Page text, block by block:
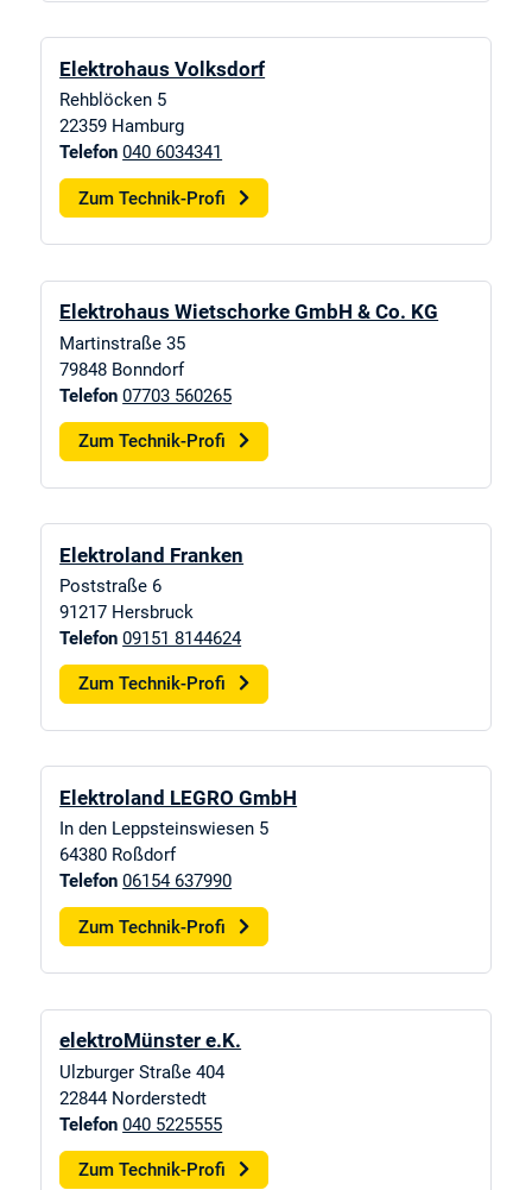
Elektrohaus Volksdorf
Rehblöcken 5
22359 Hamburg
Telefon 040 6034341
Zum Technik-Profi
Elektrohaus Wietschorke GmbH & Co. KG
Martinstraße 35
79848 Bonndorf
Telefon 07703 560265
Zum Technik-Profi
Elektroland Franken
Poststraße 6
91217 Hersbruck
Telefon 09151 8144624
Zum Technik-Profi
Elektroland LEGRO GmbH
In den Leppsteinswiesen 5
64380 Roßdorf
Telefon 06154 637990
Zum Technik-Profi
elektroMünster e.K.
Ulzburger Straße 404
22844 Norderstedt
Telefon 040 5225555
Zum Technik-Profi